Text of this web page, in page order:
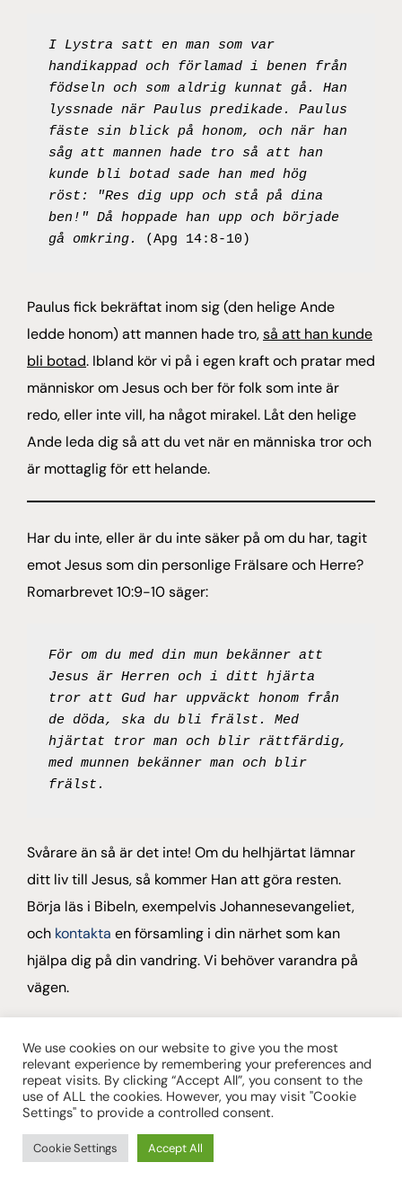
I Lystra satt en man som var
handikappad och förlamad i benen från
födseln och som aldrig kunnat gå. Han
lyssnade när Paulus predikade. Paulus
fäste sin blick på honom, och när han
såg att mannen hade tro så att han
kunde bli botad sade han med hög
röst: "Res dig upp och stå på dina
ben!" Då hoppade han upp och började
gå omkring.
(Apg 14:8-10)
Paulus fick bekräftat inom sig (den helige Ande
ledde honom) att mannen hade tro,så att han kunde
bli botad. Ibland kör vi på i egen kraft och pratar med
människor om Jesus och ber för folk som inte är
redo, eller inte vill, ha något mirakel. Låt den helige
Ande leda dig så att du vet när en människa tror och
är mottaglig för ett helande.
Har du inte, eller är du inte säker på om du har, tagit
emot Jesus som din personlige Frälsare och Herre?
Romarbrevet 10:9-10 säger:
För om du med din mun bekänner att
Jesus är Herren och i ditt hjärta
tror att Gud har uppväckt honom från
de döda, ska du bli frälst. Med
hjärtat tror man och blir rättfärdig,
med munnen bekänner man och blir
frälst.
Svårare än så är det inte! Om du helhjärtat lämnar
ditt liv till Jesus, så kommer Han att göra resten.
Börja läs i Bibeln, exempelvis Johannesevangeliet,
och kontakta en församling i din närhet som kan
hjälpa dig på din vandring. Vi behöver varandra på
vägen.
Facebook X Threads
LinkedIn WhatsApp E-post
Skriv ut
We use cookies on our website to give you the most
relevant experience by remembering your preferences and
repeat visits. By clicking “Accept All”, you consent to the
use of ALL the cookies. However, you may visit "Cookie
Settings" to provide a controlled consent.
Cookie Settings Accept All